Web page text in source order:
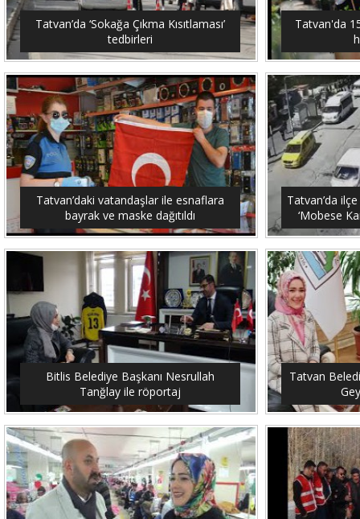
Tatvan’da ‘Sokağa Çıkma Kısıtlaması’
tedbirleri
Tatvan'da
Tatvan’daki vatandaşlar ile esnaflara
bayrak ve maske dağıtıldı
Tatvan’da
‘Mobese
Bitlis Belediye Başkanı Nesrullah
Tanğlay ile röportaj
Tatvan